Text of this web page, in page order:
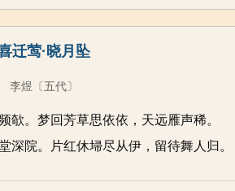
雨 边塞 山水 冬天 田园 月亮
天 更多>>
弃疾白居易李商隐陶渊明曹雪芹刘禹锡
应物朱淑真 文天祥
迁莺·晓月坠
李煜 〔五代〕
欹。梦回芳草思依依，天远雁声稀。
深院。片红休埽尽从伊，留待舞人归。